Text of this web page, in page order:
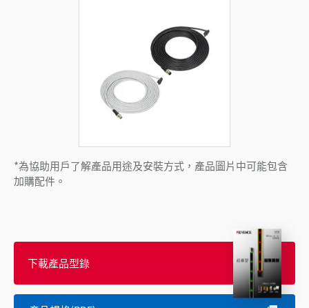
*為協助用戶了解產品用途及安裝方式，產品圖片中可能包含
加購配件。
下載產品型錄